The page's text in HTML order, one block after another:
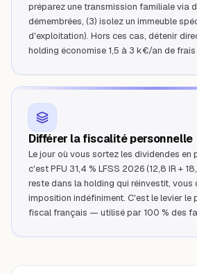
préparez une transmission familiale via
démembrées, (3) isolez un immeuble
d'exploitation). Hors ces cas, détenir
holding économise 1,5 à 3 k€/an de
Différer la fiscalité personnelle
Le jour où vous sortez les dividendes en
c'est PFU 31,4 % LFSS 2026 (12,8 IR +
reste dans la holding qui réinvestit, vous
imposition indéfiniment. C'est le levier le
fiscal français — utilisé par 100 % des